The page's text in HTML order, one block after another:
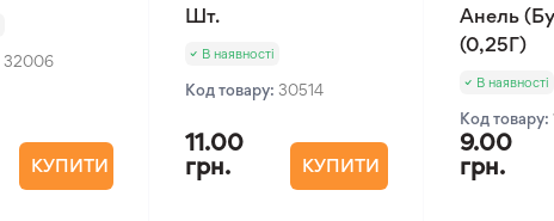
32006
КУПИТИ
Шт.
В наявності
Код товару: 30514
11.00
грн.
КУПИТИ
Анель
(0,25Г)
В наявності
Код товару:
9.00
грн.